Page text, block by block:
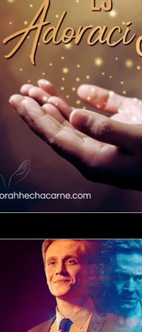
LOS SALMOS
LIBRO DE TITO
1 SAMUEL
JUECES
2 CORINTIOS